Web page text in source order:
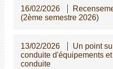
16/02/2026
(2ème semestre 2026)
13/02/2026
Un point
conduite d'équipements
conduite